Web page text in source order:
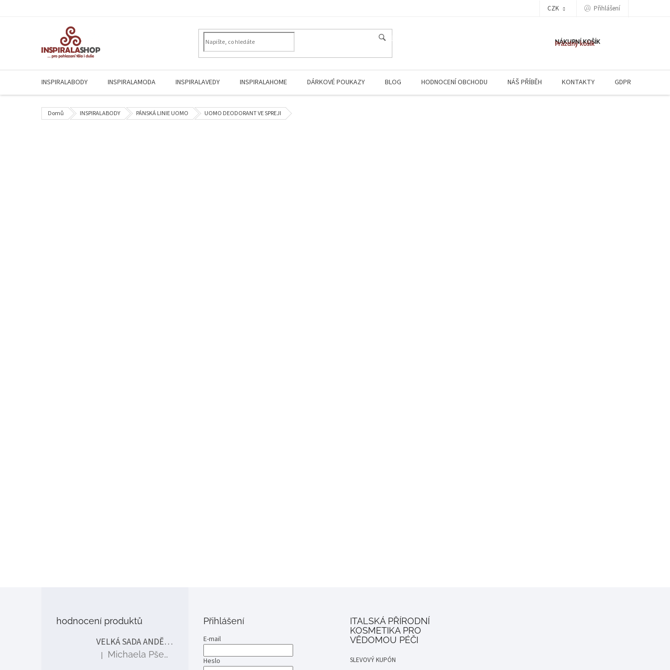
CZK Přihlášení
HLEDAT NÁKUPNÍ KOŠÍK
Prázdný košík
INSPIRALABODY INSPIRALAMODA INSPIRALAVEDY INSPIRALAHOME DÁRKOVÉ POUKAZY BLOG HODNOCENÍ OBCHODU NÁŠ PŘÍBĚH KONTAKTY GDPR
Domů INSPIRALABODY PÁNSKÁ LINIE UOMO UOMO DEODORANT VE SPREJI
hodnocení produktů
VELKÁ SADA ANDĚLÉ
Hodnocení produktu je 5 z 5 hvězdiček.
| Michaela Pšenčíková
Přihlášení
E-mail
Heslo
ITALSKÁ PŘÍRODNÍ
KOSMETIKA PRO
VĚDOMOU PÉČI
SLEVOVÝ KUPÓN